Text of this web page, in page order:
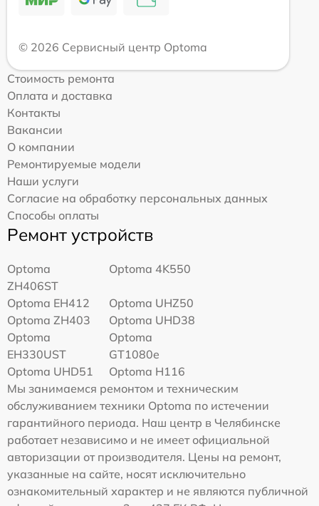
© 2026 Сервисный центр Optoma
Стоимость ремонта
Оплата и доставка
Контакты
Вакансии
О компании
Ремонтируемые модели
Наши услуги
Согласие на обработку персональных данных
Способы оплаты
Ремонт устройств
Optoma
ZH406ST
Optoma 4K550
Optoma EH412
Optoma UHZ50
Optoma ZH403
Optoma UHD38
Optoma
EH330UST
Optoma
GT1080e
Optoma UHD51
Optoma H116
Мы занимаемся ремонтом и техническим
обслуживанием техники Optoma по истечении
гарантийного периода. Наш центр в Челябинске
работает независимо и не имеет официальной
авторизации от производителя. Цены на ремонт,
указанные на сайте, носят исключительно
ознакомительный характер и не являются публичной